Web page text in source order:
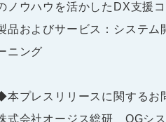
ノウハウを活かしたDX支援
品およびサービス：システ
ニング
本プレスリリースに関するお
式会社オージス総研 OGシ